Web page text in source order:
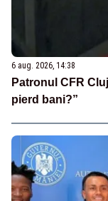
6 aug. 2026, 14:38
Patronul CFR
pierd bani?”